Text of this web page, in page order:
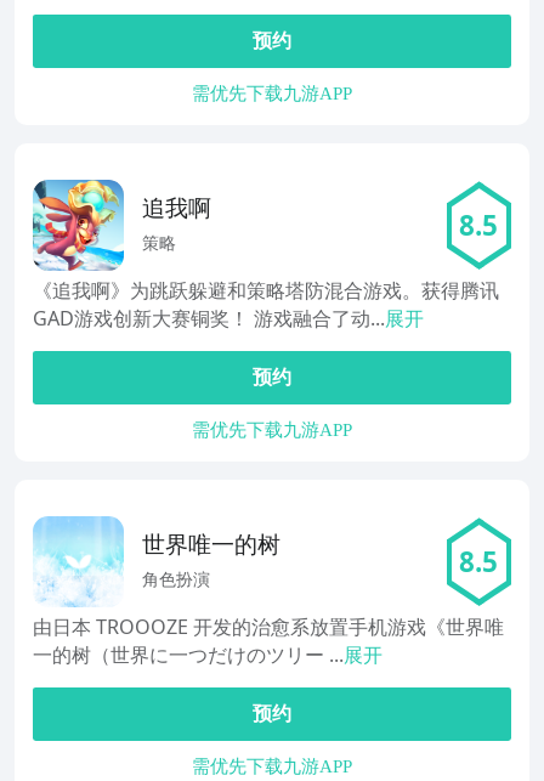
预约
需优先下载九游APP
追我啊
策略 8.5
《追我啊》为跳跃躲避和策略塔防混合游戏。获得腾讯
GAD游戏创新大赛铜奖！ 游戏融合了动...展开
预约
需优先下载九游APP
世界唯一的树
角色扮演 8.5
由日本 TROOOZE 开发的治愈系放置手机游戏《世界唯
一的树（世界に一つだけのツリー ...展开
预约
需优先下载九游APP